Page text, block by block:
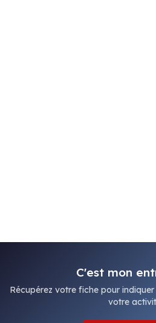
C'est mon
Récupérez votre fiche pour
votre